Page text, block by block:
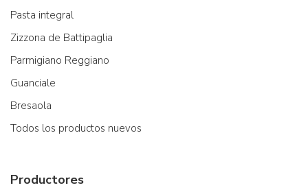
Pasta integral
Zizzona de Battipaglia
Parmigiano Reggiano
Guanciale
Bresaola
Todos los productos nuevos
Productores